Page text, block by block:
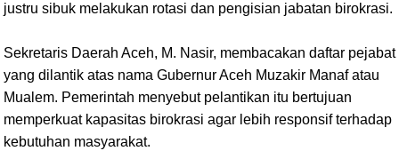
justru sibuk melakukan rotasi dan pengisian jabatan birokrasi.
Sekretaris Daerah Aceh, M. Nasir, membacakan daftar pejabat
yang dilantik atas nama Gubernur Aceh Muzakir Manaf atau
Mualem. Pemerintah menyebut pelantikan itu bertujuan
memperkuat kapasitas birokrasi agar lebih responsif terhadap
kebutuhan masyarakat.